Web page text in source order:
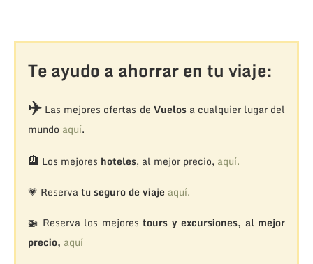
Te ayudo a ahorrar en tu viaje:
✈️Las mejores ofertas de Vuelosa cualquier lugar del
mundo aquí.
🏨 Los mejores hoteles, al mejor precio, aquí.
💗 Reserva tu seguro de viaje aquí.
🚁 Reserva los mejorestours y excursiones, al mejor
precio, aquí